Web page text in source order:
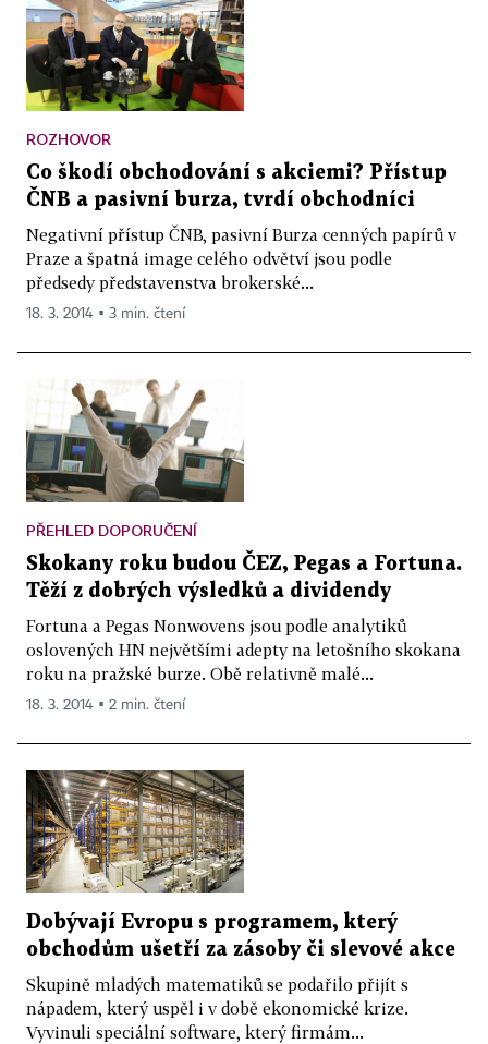
ROZHOVOR
Co škodí obchodování s akciemi? Přístup
ČNB a pasivní burza, tvrdí obchodníci
Negativní přístup ČNB, pasivní Burza cenných papírů v
Praze a špatná image celého odvětví jsou podle
předsedy představenstva brokerské...
18. 3. 2014 ▪ 3 min. čtení
PŘEHLED DOPORUČENÍ
Skokany roku budou ČEZ, Pegas a Fortuna.
Těží z dobrých výsledků a dividendy
Fortuna a Pegas Nonwovens jsou podle analytiků
oslovených HN největšími adepty na letošního skokana
roku na pražské burze. Obě relativně malé...
18. 3. 2014 ▪ 2 min. čtení
Dobývají Evropu s programem, který
obchodům ušetří za zásoby či slevové akce
Skupině mladých matematiků se podařilo přijít s
nápadem, který uspěl i v době ekonomické krize.
Vyvinuli speciální software, který firmám...